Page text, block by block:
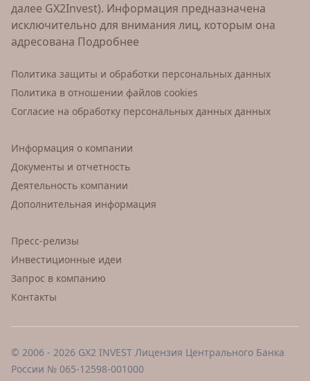
далее GX2Invest). Информация предназначена
исключительно для внимания лиц, которым она
адресована Подробнее
Политика защиты и обработки персональных данных
Политика в отношении файлов cookies
Согласие на обработку персональных данных данных
Информация о компании
Документы и отчетность
Деятельность компании
Дополнительная информация
Пресс-релизы
Инвестиционные идеи
Запрос в компанию
Контакты
© 2006 - 2026 GX2 INVEST Лицензия Центрального Банка
России № 065-12598-001000